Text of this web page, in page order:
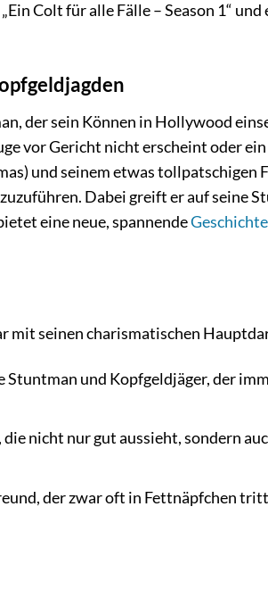
Colt für alle Fälle – Season 1“
der sein Können in Hollywood
vor Gericht nicht erscheint oder
und seinem etwas tollpatschigen
Dabei greift er auf seine
eine neue, spannendeGeschichte
mit seinen charismatischen
Stuntman und Kopfgeldjäger, der
nicht nur gut aussieht, sondern
der zwar oft in Fettnäpfchen